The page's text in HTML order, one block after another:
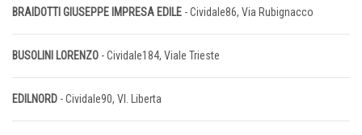
BRAIDOTTI GIUSEPPE IMPRESA EDILE - Cividale86, Via Rubignacco
BUSOLINI LORENZO - Cividale184, Viale Trieste
EDILNORD - Cividale90, Vl. Liberta